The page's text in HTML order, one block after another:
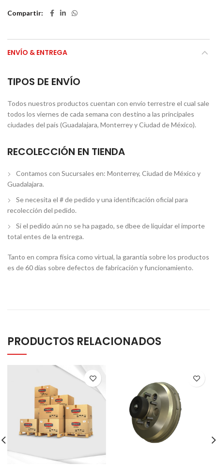
Compartir
ENVÍO & ENTREGA
TIPOS DE ENVÍO
Todos nuestros productos cuentan con envío terrestre el cual sale
todos los viernes de cada semana con destino a las principales
ciudades del país (Guadalajara, Monterrey y Ciudad de México).
RECOLECCIÓN EN TIENDA
Contamos con Sucursales en: Monterrey, Ciudad de México y
Guadalajara.
Se necesita el # de pedido y una identificación oficial para
recolección del pedido.
Si el pedido aún no se ha pagado, se dbee de liquidar el importe
total entes de la entrega.
Tanto en compra física como virtual, la garantía sobre los productos
es de 60 días sobre defectos de fabricación y funcionamiento.
PRODUCTOS RELACIONADOS